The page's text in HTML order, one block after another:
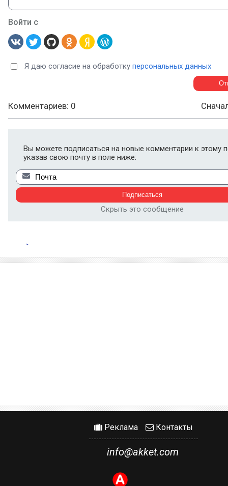
Войти с
Я даю согласие на обработку персональных данных
Комментариев: 0
Вы можете подписаться на новые комментарии к этому
указав свою почту в поле ниже:
Скрыть это сообщение
Реклама Контакты
info@akket.com